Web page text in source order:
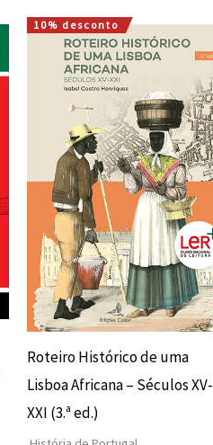
10% desconto
Roteiro Histórico de uma
Lisboa Africana – Séculos XV-
XXI (3.ª ed.)
O
preço
original
era:
12,00 €.
O
preço
atual
é:
10,80 €.